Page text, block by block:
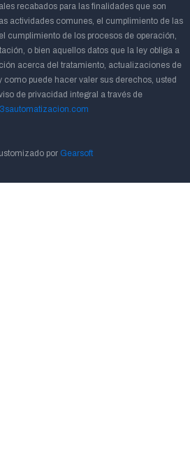
recabados para las finalidades que son
actividades comunes, el cumplimiento de las
cumplimiento de los procesos de operación,
o bien aquellos datos que la ley obliga a
acerca del tratamiento, actualizaciones de
como puede hacer valer sus derechos, usted
de privacidad integral a través de
por Gearsoft